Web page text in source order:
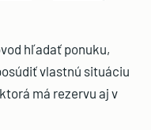
hľadať ponuku,
vlastnú situáciu
má rezervu aj v